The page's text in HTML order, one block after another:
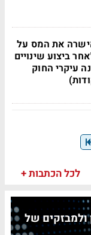
את המס על
ביצוע שינויים
עיקרי החוק
לכל הכתבות +
ולמבזקים של